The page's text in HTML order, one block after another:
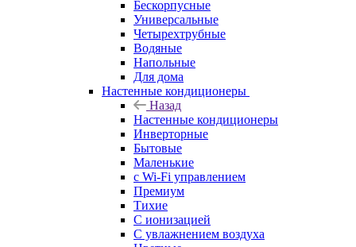
Бескорпусные
Универсальные
Четырехтрубные
Водяные
Напольные
Для дома
Настенные кондиционеры
Назад
Настенные кондиционеры
Инверторные
Бытовые
Маленькие
с Wi-Fi управлением
Премиум
Тихие
С ионизацией
С увлажнением воздуха